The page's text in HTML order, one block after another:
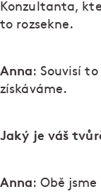
Konzultanta,
to rozsekne.
Anna: Souvisí
získáváme.
Jaký je váš
Anna: Obě